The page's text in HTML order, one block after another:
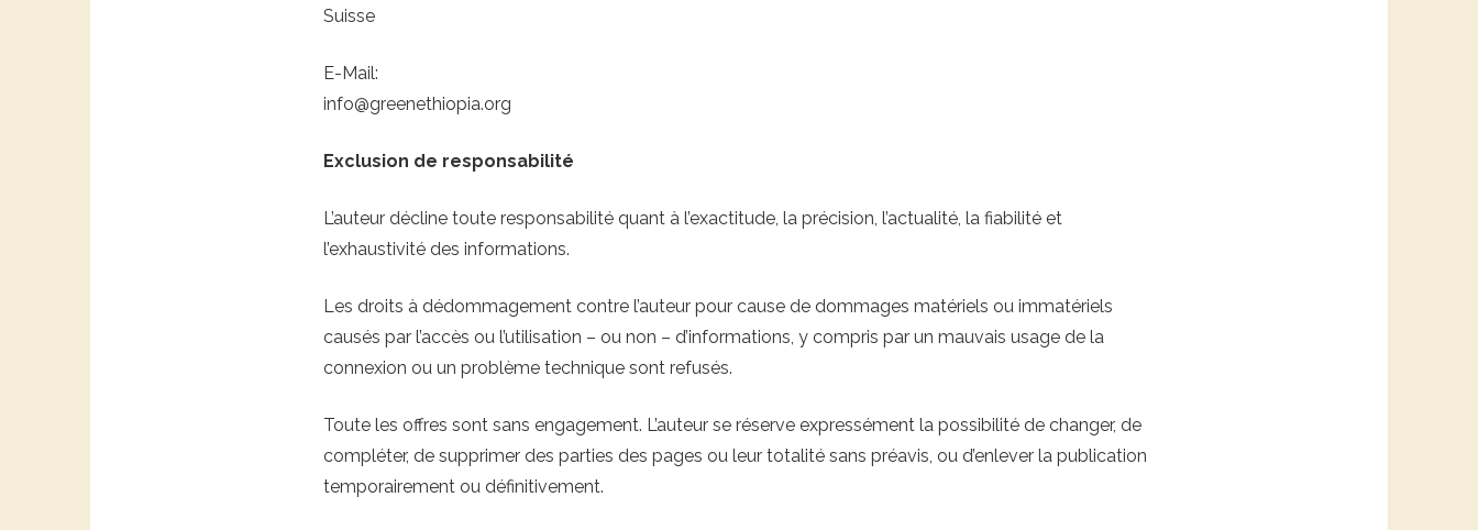
Suisse
E-Mail:
info@greenethiopia.org
Exclusion de responsabilité
L’auteur décline toute responsabilité quant à l’exactitude, la précision, l’actualité, la fiabilité et
l’exhaustivité des informations.
Les droits à dédommagement contre l’auteur pour cause de dommages matériels ou immatériels
causés par l’accès ou l’utilisation – ou non – d’informations, y compris par un mauvais usage de la
connexion ou un problème technique sont refusés.
Toute les offres sont sans engagement. L’auteur se réserve expressément la possibilité de changer, de
compléter, de supprimer des parties des pages ou leur totalité sans préavis, ou d’enlever la publication
temporairement ou définitivement.